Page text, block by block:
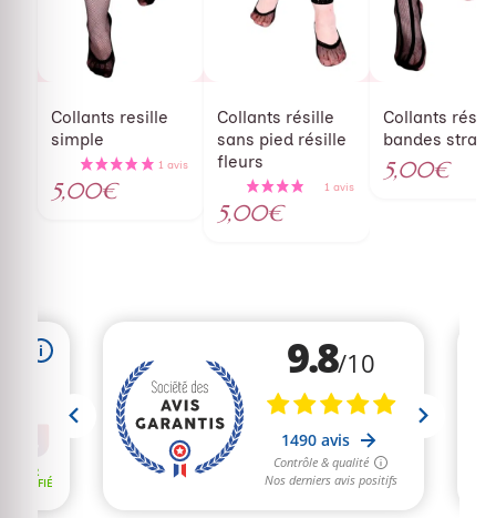
Collants resille
simple
5,00€
Collants résille
sans pied résille
fleurs
5,00€
Collants
bandes strass
5,00€